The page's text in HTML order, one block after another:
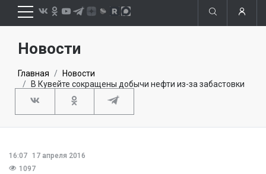
Новости
Главная
Новости
В Кувейте сокращены добычи нефти из-за забастовки
16:07 17 апреля 2016
1097